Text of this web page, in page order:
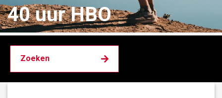
40 uur HBO